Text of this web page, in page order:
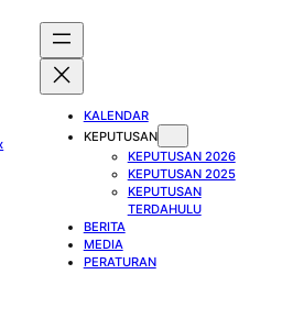
KALENDAR
KEPUTUSAN
KEPUTUSAN 2026
KEPUTUSAN 2025
KEPUTUSAN
TERDAHULU
BERITA
MEDIA
PERATURAN